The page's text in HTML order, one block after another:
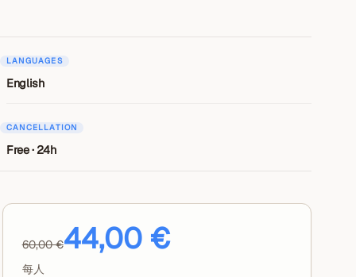
LANGUAGES
English
CANCELLATION
Free · 24h
60,00 €44,00 €
每人